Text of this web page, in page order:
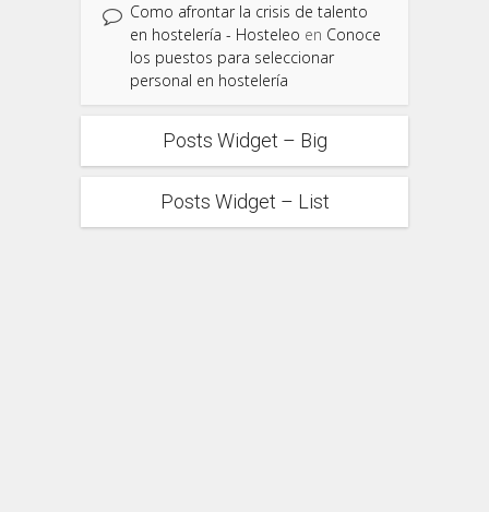
Como afrontar la crisis de talento
en hostelería - Hosteleo en Conoce
los puestos para seleccionar
personal en hostelería
Posts Widget – Big
Posts Widget – List